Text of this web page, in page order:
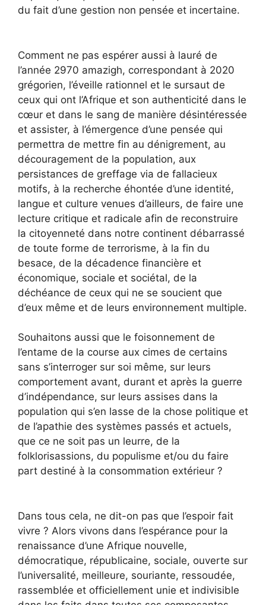
du fait d’une gestion non pensée et incertaine.
Comment ne pas espérer aussi à lauré de
l’année 2970 amazigh, correspondant à 2020
grégorien, l’éveille rationnel et le sursaut de
ceux qui ont l’Afrique et son authenticité dans le
cœur et dans le sang de manière désintéressée
et assister, à l’émergence d’une pensée qui
permettra de mettre fin au dénigrement, au
découragement de la population, aux
persistances de greffage via de fallacieux
motifs, à la recherche éhontée d’une identité,
langue et culture venues d’ailleurs, de faire une
lecture critique et radicale afin de reconstruire
la citoyenneté dans notre continent débarrassé
de toute forme de terrorisme, à la fin du
besace, de la décadence financière et
économique, sociale et sociétal, de la
déchéance de ceux qui ne se soucient que
d’eux même et de leurs environnement multiple.
Souhaitons aussi que le foisonnement de
l’entame de la course aux cimes de certains
sans s’interroger sur soi même, sur leurs
comportement avant, durant et après la guerre
d’indépendance, sur leurs assises dans la
population qui s’en lasse de la chose politique et
de l’apathie des systèmes passés et actuels,
que ce ne soit pas un leurre, de la
folklorisassions, du populisme et/ou du faire
part destiné à la consommation extérieur ?
Dans tous cela, ne dit-on pas que l’espoir fait
vivre ? Alors vivons dans l’espérance pour la
renaissance d’une Afrique nouvelle,
démocratique, républicaine, sociale, ouverte sur
l’universalité, meilleure, souriante, ressoudée,
rassemblée et officiellement unie et indivisible